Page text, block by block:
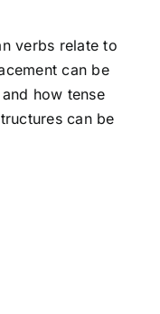
verbs relate to
can be
how tense
can be